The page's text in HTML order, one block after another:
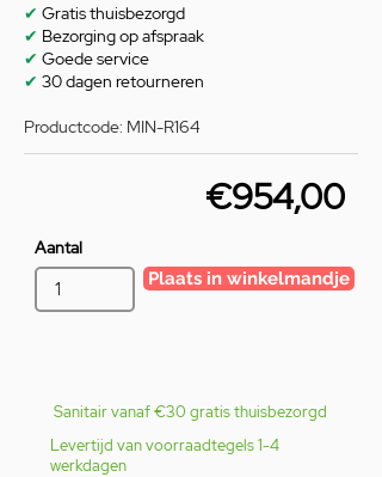
✔ Gratis thuisbezorgd
✔ Bezorging op afspraak
✔ Goede service
✔ 30 dagen retourneren
Productcode: MIN-R164
€954,00
Aantal
Plaats in winkelmandje
Sanitair vanaf €30 gratis thuisbezorgd
Levertijd van voorraadtegels 1-4
werkdagen